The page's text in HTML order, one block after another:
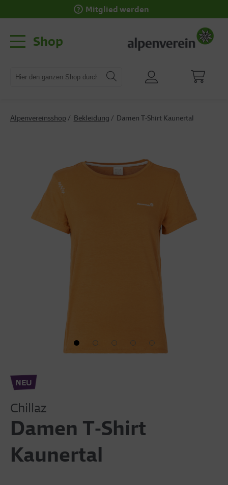
Mitglied werden
Shop
Alpenvereinsshop Bekleidung Damen T-Shirt Kaunertal
NEU
Chillaz
Damen T-Shirt
Kaunertal